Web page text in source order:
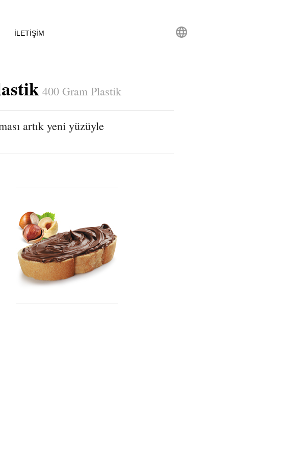
İLETİŞİM
400 Gram Plastik
artık yeni yüzüyle